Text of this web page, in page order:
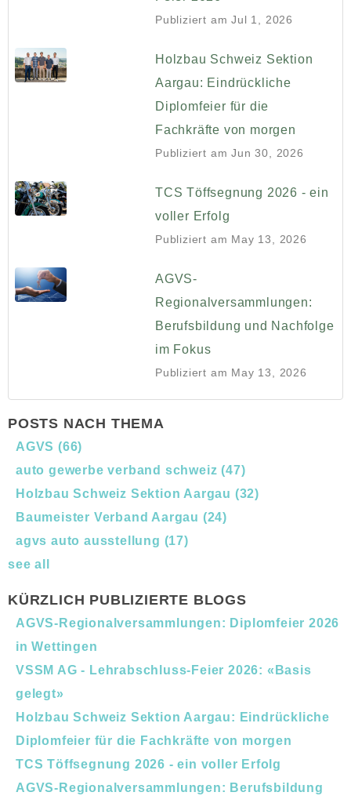
Publiziert am Jul 1, 2026
Holzbau Schweiz Sektion
Aargau: Eindrückliche
Diplomfeier für die
Fachkräfte von morgen
Publiziert am Jun 30, 2026
TCS Töffsegnung 2026 - ein
voller Erfolg
Publiziert am May 13, 2026
AGVS-
Regionalversammlungen:
Berufsbildung und Nachfolge
im Fokus
Publiziert am May 13, 2026
POSTS NACH THEMA
AGVS (66)
auto gewerbe verband schweiz(47)
Holzbau Schweiz Sektion Aargau (32)
Baumeister Verband Aargau (24)
agvs auto ausstellung (17)
see all
KÜRZLICH PUBLIZIERTE BLOGS
AGVS-Regionalversammlungen: Diplomfeier 2026
in Wettingen
VSSM AG - Lehrabschluss-Feier 2026: «Basis
gelegt»
Holzbau Schweiz Sektion Aargau: Eindrückliche
Diplomfeier für die Fachkräfte von morgen
TCS Töffsegnung 2026 - ein voller Erfolg
AGVS-Regionalversammlungen: Berufsbildung